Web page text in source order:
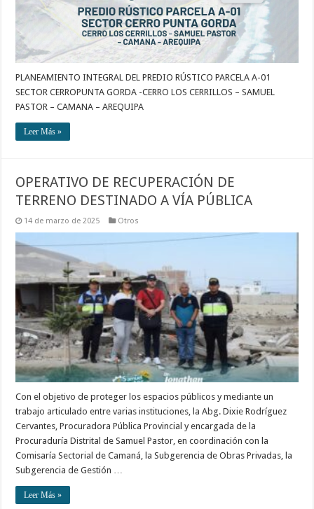
PLANEAMIENTO INTEGRAL DEL PREDIO RÚSTICO PARCELA A-01
SECTOR CERROPUNTA GORDA -CERRO LOS CERRILLOS – SAMUEL
PASTOR – CAMANA – AREQUIPA
Leer Más »
OPERATIVO DE RECUPERACIÓN DE
TERRENO DESTINADO A VÍA PÚBLICA
14 de marzo de 2025 Otros
Con el objetivo de proteger los espacios públicos y mediante un
trabajo articulado entre varias instituciones, la Abg. Dixie Rodríguez
Cervantes, Procuradora Pública Provincial y encargada de la
Procuraduría Distrital de Samuel Pastor, en coordinación con la
Comisaría Sectorial de Camaná, la Subgerencia de Obras Privadas, la
Subgerencia de Gestión …
Leer Más »